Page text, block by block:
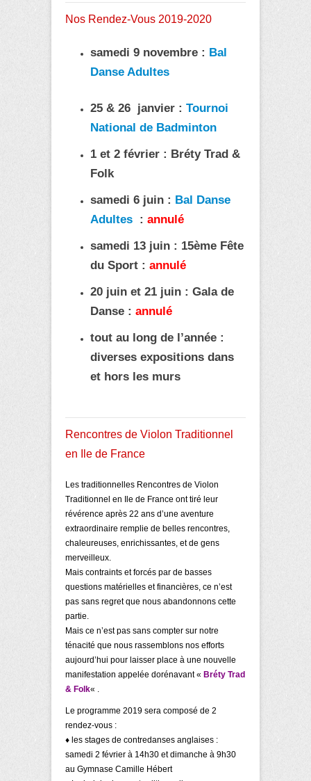
Nos Rendez-Vous 2019-2020
samedi 9 novembre : Bal
Danse Adultes
25 & 26 janvier : Tournoi
National de Badminton
1 et 2 février : Bréty Trad &
Folk
samedi 6 juin : Bal Danse
Adultes : annulé
samedi 13 juin : 15ème Fête
du Sport : annulé
20 juin et 21 juin : Gala de
Danse : annulé
tout au long de l’année :
diverses expositions dans
et hors les murs
Rencontres de Violon Traditionnel
en Ile de France
Les traditionnelles Rencontres de Violon
Traditionnel en Ile de France ont tiré leur
révérence après 22 ans d’une aventure
extraordinaire remplie de belles rencontres,
chaleureuses, enrichissantes, etde gens
merveilleux.
Mais contraints et forcés par de basses
questions matérielles et financières, ce n’est
pas sans regret que nous abandonnons cette
partie.
Mais ce n’est pas sans compter sur notre
ténacité que nous rassemblons nos efforts
aujourd’hui pour laisser place à une nouvelle
manifestation appelée dorénavant« Bréty Trad
& Folk« .
Le programme 2019 sera composé de 2
rendez-vous :
♦ les stages de contredanses anglaises :
samedi 2 février à 14h30 et dimanche à 9h30
au Gymnase Camille Hébert